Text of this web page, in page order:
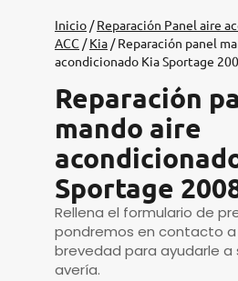
Inicio /Reparación Panel aire
ACC /Kia / Reparación panel
acondicionado Kia Sportage
Reparación
mando aire
Sportage
Rellena el formulario de
pondremos en contacto
brevedad para ayudarle a
avería.